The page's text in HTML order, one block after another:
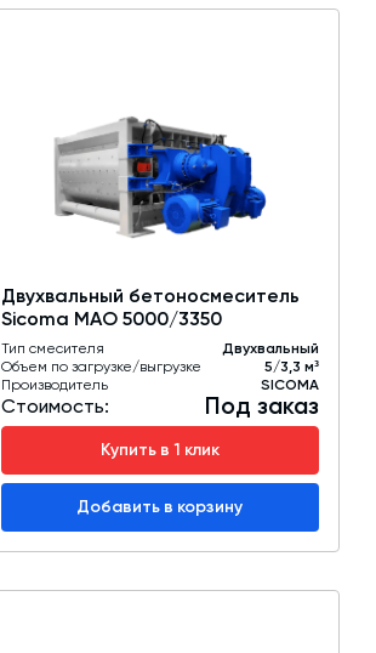
Двухвальный бетоносмеситель
Sicoma MAO 5000/3350
Тип смесителя
Двухвальный
Объем по загрузке/выгрузке
5/3,3 м³
Производитель
SICOMA
Стоимость: Под заказ
Купить в 1 клик
Добавить в корзину